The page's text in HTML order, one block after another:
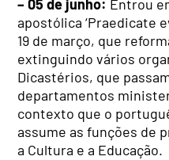
– 05 de junho: Entrou
apostólica ‘Praedicate
19 de março, que
extinguindo vários
Dicastérios, que
departamentos
contexto que o
assume as funções de
a Cultura e a Educação.